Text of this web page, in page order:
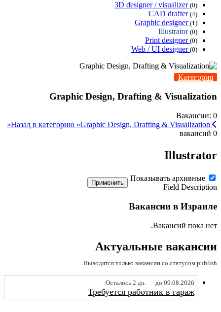
3D designer / visualizer (0)
CAD drafter (4)
Graphic designer (1)
Illustrator (0)
Print designer (0)
Web / UI designer (0)
Категория
Graphic Design, Drafting & Visualization
Вакансии: 0
0 вакансий
Illustrator
Показывать архивные
Field Description
Применить
Вакансии в Израиле
Вакансий пока нет.
Актуальные вакансии
Выводятся только вакансии со статусом publish.
Осталось 2 дн. до 09.08.2026
Требуется работник в гараж